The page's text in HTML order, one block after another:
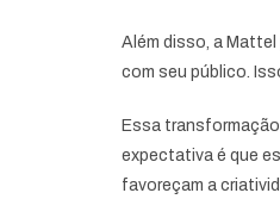
Além disso, a
com seu público.
Essa
expectativa é que
favoreçam a